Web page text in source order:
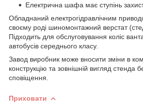
Електрична шафа має ступінь
Обладнаний електрогідравлічним
своєму роді шиномонтажний верстат
Підходить для обслуговування коліс
автобусів середнього класу.
Завод виробник може вносити зміни в
конструкцію та зовнішній вигляд стенда
сповіщення.
Приховати